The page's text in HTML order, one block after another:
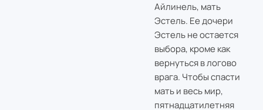
Айлинель, мать
Эстель. Ее дочери
Эстель не остается
выбора, кроме как
вернуться в логово
врага. Чтобы спасти
мать и весь мир,
пятнадцатилетняя